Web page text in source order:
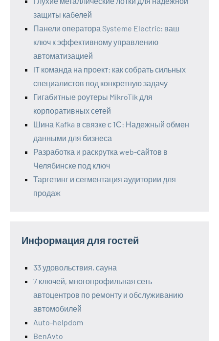
защиты кабелей
Панели оператора Systeme Electric: ваш
ключ к эффективному управлению
автоматизацией
IT команда на проект: как собрать сильных
специалистов под конкретную задачу
Гигабитные роутеры MikroTik для
корпоративных сетей
Шина Kafka в связке с 1С: Надежный обмен
данными для бизнеса
Разработка и раскрутка web-сайтов в
Челябинске под ключ
Таргетинг и сегментация аудитории для
продаж
Информация для гостей
33 удовольствия, сауна
7 ключей, многопрофильная сеть
автоцентров по ремонту и обслуживанию
автомобилей
Auto-helpdom
BenAvto